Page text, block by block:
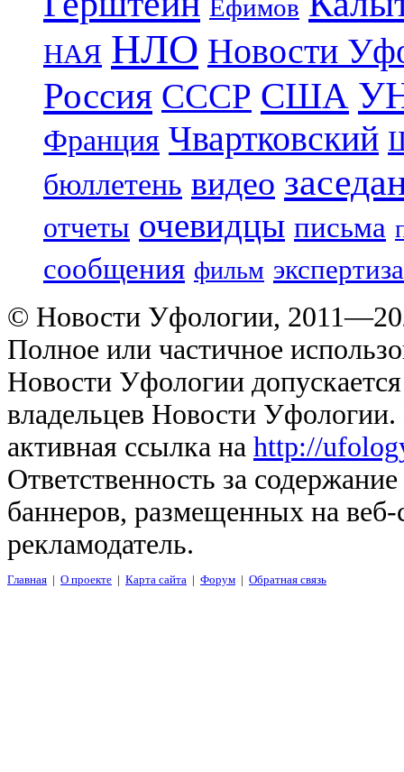
Ефимов
НАЯ НЛО Новости
Россия СССР США
Франция Чвартковский
бюллетень видео
отчеты очевидцы письма
сообщения фильм экспертиза
© Новости Уфологии,
Полное или частичное
Новости Уфологии
владельцев Новости
активная ссылка на http://
Ответственность за
баннеров, размещенных на
рекламодатель.
Главная | О проекте | Карта сайта | Форум | Обратная связь